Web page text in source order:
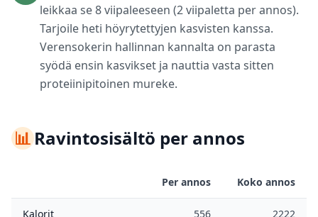
leikkaa se 8 viipaleeseen (2 viipaletta per annos).
Tarjoile heti höyrytettyjen kasvisten kanssa.
Verensokerin hallinnan kannalta on parasta
syödä ensin kasvikset ja nauttia vasta sitten
proteiinipitoinen mureke.
📊Ravintosisältö per annos
Per annos Koko annos
Kalorit 556 2222